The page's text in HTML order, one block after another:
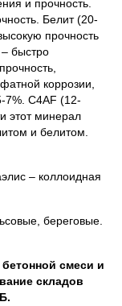
и прочность.
Белит (20-
прочность
быстро
коррозии,
7%. С4АF (12-
этот минерал
и белитом.
– коллоидная
береговые.
смеси и
складов